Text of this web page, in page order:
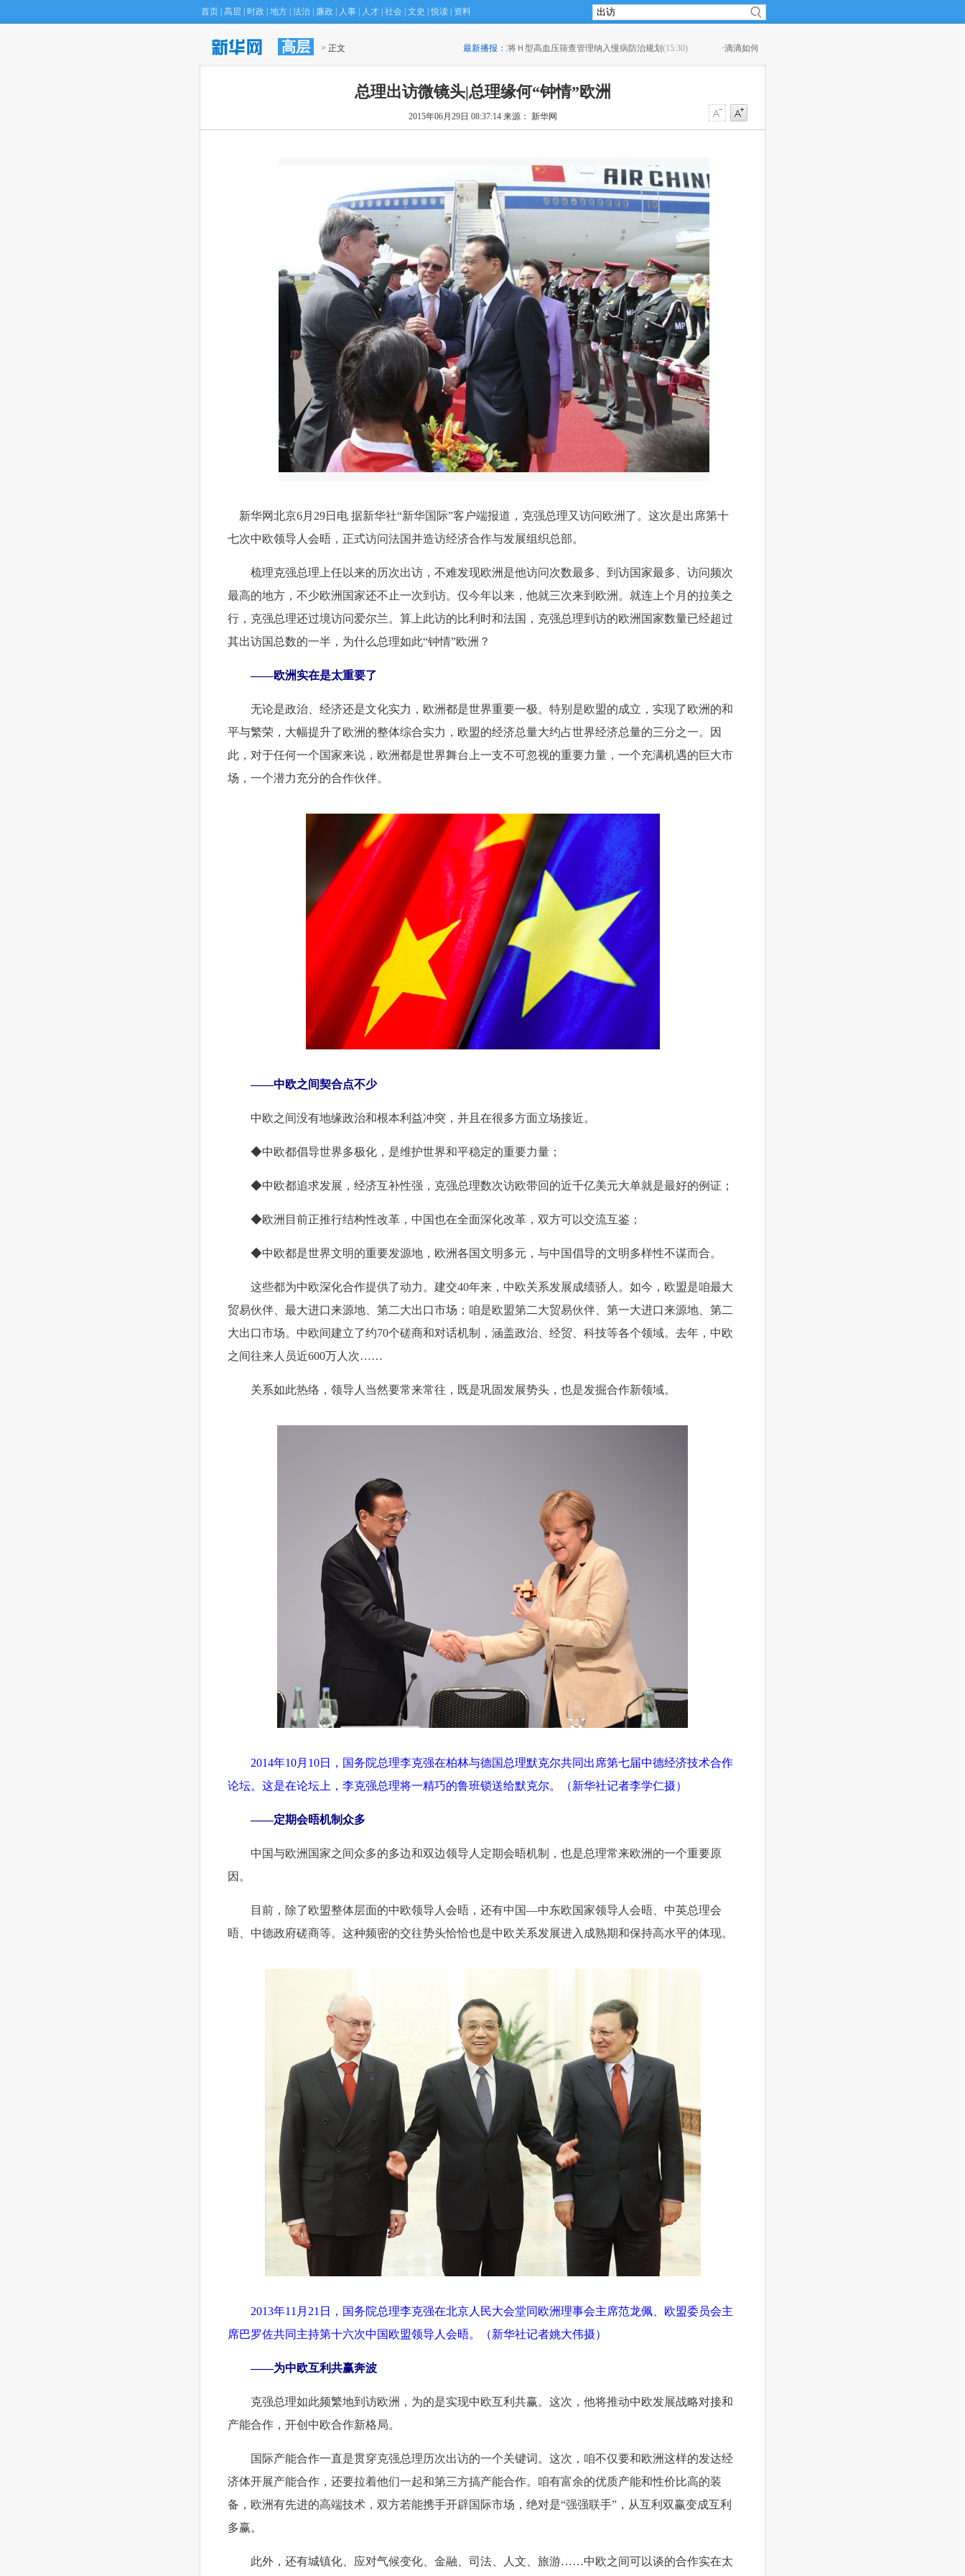
首页 高层 时政 地方 法治 廉政 人事 人才 社会 文史 悦读 资料
高层 > 正文 最新播报：
·专家建议将Ｈ型高血压筛查管理纳入慢病防治规划 (15:30) ·滴滴如何施展网约车攻守平衡术？(15:08)
总理出访微镜头|总理缘何“钟情”欧洲
2015年06月29日 08:37:14 来源： 新华网
新华网北京6月29日电 据新华社“新华国际”客户端报道，克强总理又访问欧洲了。这次是出席第十
七次中欧领导人会晤，正式访问法国并造访经济合作与发展组织总部。
梳理克强总理上任以来的历次出访，不难发现欧洲是他访问次数最多、到访国家最多、访问频次
最高的地方，不少欧洲国家还不止一次到访。仅今年以来，他就三次来到欧洲。就连上个月的拉美之
行，克强总理还过境访问爱尔兰。算上此访的比利时和法国，克强总理到访的欧洲国家数量已经超过
其出访国总数的一半，为什么总理如此“钟情”欧洲？
——欧洲实在是太重要了
无论是政治、经济还是文化实力，欧洲都是世界重要一极。特别是欧盟的成立，实现了欧洲的和
平与繁荣，大幅提升了欧洲的整体综合实力，欧盟的经济总量大约占世界经济总量的三分之一。因
此，对于任何一个国家来说，欧洲都是世界舞台上一支不可忽视的重要力量，一个充满机遇的巨大市
场，一个潜力充分的合作伙伴。
——中欧之间契合点不少
中欧之间没有地缘政治和根本利益冲突，并且在很多方面立场接近。
◆中欧都倡导世界多极化，是维护世界和平稳定的重要力量；
◆中欧都追求发展，经济互补性强，克强总理数次访欧带回的近千亿美元大单就是最好的例证；
◆欧洲目前正推行结构性改革，中国也在全面深化改革，双方可以交流互鉴；
◆中欧都是世界文明的重要发源地，欧洲各国文明多元，与中国倡导的文明多样性不谋而合。
这些都为中欧深化合作提供了动力。建交40年来，中欧关系发展成绩骄人。如今，欧盟是咱最大
贸易伙伴、最大进口来源地、第二大出口市场；咱是欧盟第二大贸易伙伴、第一大进口来源地、第二
大出口市场。中欧间建立了约70个磋商和对话机制，涵盖政治、经贸、科技等各个领域。去年，中欧
之间往来人员近600万人次……
关系如此热络，领导人当然要常来常往，既是巩固发展势头，也是发掘合作新领域。
2014年10月10日，国务院总理李克强在柏林与德国总理默克尔共同出席第七届中德经济技术合作
论坛。这是在论坛上，李克强总理将一精巧的鲁班锁送给默克尔。（新华社记者李学仁摄）
——定期会晤机制众多
中国与欧洲国家之间众多的多边和双边领导人定期会晤机制，也是总理常来欧洲的一个重要原
因。
目前，除了欧盟整体层面的中欧领导人会晤，还有中国—中东欧国家领导人会晤、中英总理会
晤、中德政府磋商等。这种频密的交往势头恰恰也是中欧关系发展进入成熟期和保持高水平的体现。
2013年11月21日，国务院总理李克强在北京人民大会堂同欧洲理事会主席范龙佩、欧盟委员会主
席巴罗佐共同主持第十六次中国欧盟领导人会晤。（新华社记者姚大伟摄）
——为中欧互利共赢奔波
克强总理如此频繁地到访欧洲，为的是实现中欧互利共赢。这次，他将推动中欧发展战略对接和
产能合作，开创中欧合作新格局。
国际产能合作一直是贯穿克强总理历次出访的一个关键词。这次，咱不仅要和欧洲这样的发达经
济体开展产能合作，还要拉着他们一起和第三方搞产能合作。咱有富余的优质产能和性价比高的装
备，欧洲有先进的高端技术，双方若能携手开辟国际市场，绝对是“强强联手”，从互利双赢变成互利
多赢。
此外，还有城镇化、应对气候变化、金融、司法、人文、旅游……中欧之间可以谈的合作实在太